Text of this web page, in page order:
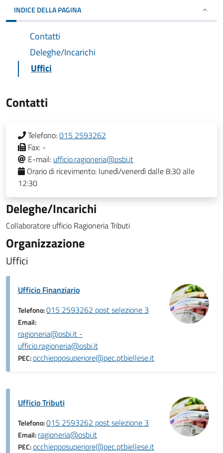
INDICE DELLA PAGINA
Contatti
Deleghe/Incarichi
Uffici
Contatti
Telefono:015 2593262
Fax: -
E-mail: ufficio.ragioneria@osbi.it
Orario di ricevimento: lunedì/venerdì dalle 8:30 alle
12:30
Deleghe/Incarichi
Collaboratore ufficio Ragioneria Tributi
Organizzazione
Uffici
Ufficio Finanziario
Telefono:015 2593262 post selezione 3
Email:
ragioneria@osbi.it -
ufficio.ragioneria@osbi.it
PEC:occhiepposuperiore@pec.ptbiellese.it
Ufficio Tributi
Telefono:015 2593262 post selezione 3
Email:ragioneria@osbi.it
PEC:occhiepposuperiore@pec.ptbiellese.it